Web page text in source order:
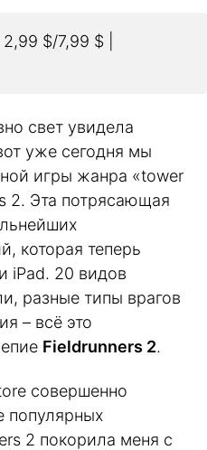
2,99 $/7,99 $ |
свет увидела
уже сегодня мы
игры жанра «tower
2. Эта потрясающая
которая теперь
iPad. 20 видов
разные типы врагов
– всё это
Fieldrunners 2.
совершенно
популярных
2 покорила меня с